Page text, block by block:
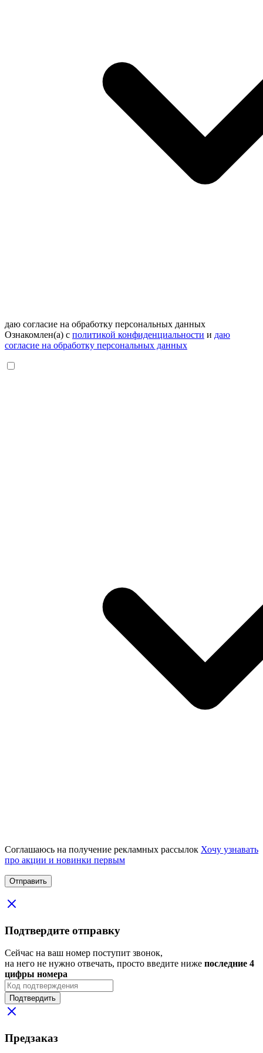
даю согласие на обработку персональных данных
Ознакомлен(а) с политикой конфиденциальности и даю
согласие на обработку персональных данных
Соглашаюсь на получение рекламных рассылок Хочу узнавать
про акции и новинки первым
Подтвердите отправку
Сейчас на ваш номер поступит звонок,
на него не нужно отвечать, просто введите ниже последние 4
цифры номера
Подтвердить
Предзаказ